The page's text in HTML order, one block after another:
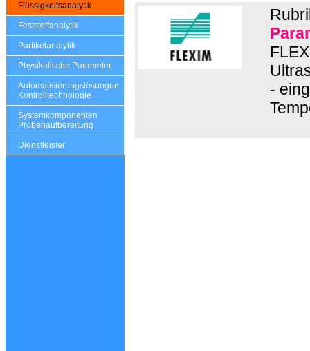
Flüssigkeitsanalytik
Feststoffanalytik
Partikelanalytik
Physikalische Parameter
Automatisierungslösungen
Kontrolltechnologie
Systemkomponenten
Probenaufbereitung
Dienstleister
-